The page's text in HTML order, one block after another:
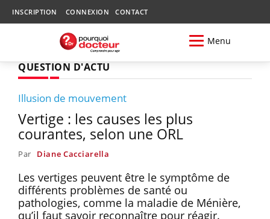
INSCRIPTION CONNEXION CONTACT
Menu
QUESTION D'ACTU
Illusion de mouvement
Vertige : les causes les plus
courantes, selon une ORL
Par Diane Cacciarella
Les vertiges peuvent être le symptôme de
différents problèmes de santé ou
pathologies, comme la maladie de Ménière,
qu’il faut savoir reconnaître pour réagir.